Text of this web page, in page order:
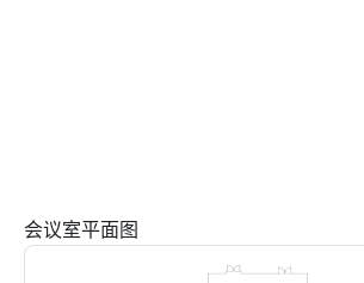
会议室平面图